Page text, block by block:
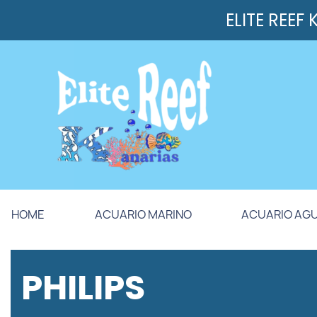
ELITE
HOME ACUARIO MARINO ACUARIO
PHILIPS